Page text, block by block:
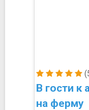
В гости к
на ферму